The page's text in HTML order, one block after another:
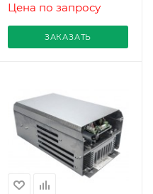
Цена по запросу
ЗАКАЗАТЬ